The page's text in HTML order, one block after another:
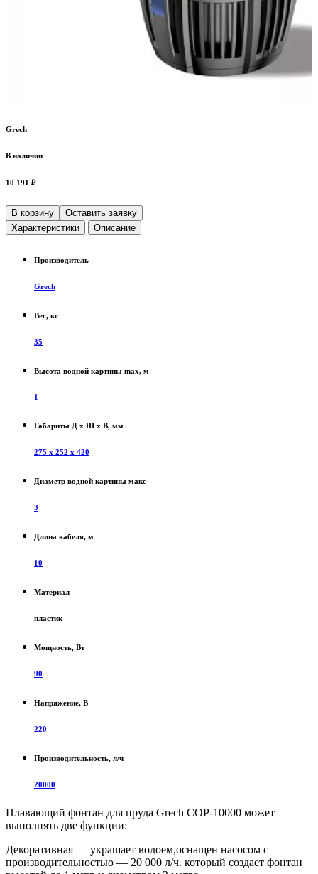
Grech
В наличии
10 191 ₽
В корзину
Оставить заявку
Характеристики
Описание
Производитель
Grech
Вес, кг
35
Высота водной картины max, м
1
Габариты Д х Ш х В, мм
275 x 252 x 420
Диаметр водной картины макс
3
Длина кабеля, м
10
Материал
пластик
Мощность, Вт
90
Напряжение, В
220
Производительность, л/ч
20000
Плавающий фонтан для пруда Grech COP-10000 может
выполнять две функции:
Декоративная — украшает водоем,оснащен насосом с
производительностью — 20 000 л/ч. который создает фонтан